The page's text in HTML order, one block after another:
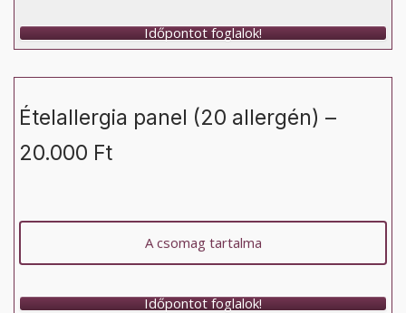
Időpontot foglalok!
Ételallergia panel (20 allergén) –
20.000 Ft
A csomag tartalma
Időpontot foglalok!